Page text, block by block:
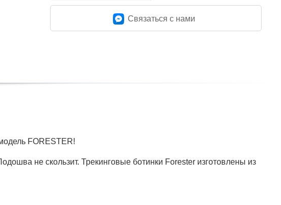
Связаться c нами
FORESTER!
не скользит. Трекинговые ботинки Forester изготовлены из